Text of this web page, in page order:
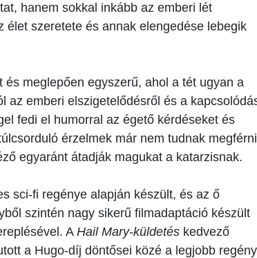
hanem sokkal inkább az emberi lét
szeretete és annak elengedése lebegik
és meglepően egyszerű, ahol a tét ugyan a
az emberi elszigetelődésről és a
fedi el humorral az égető kérdéseket és
érzelmek már nem tudnak megférni
egyaránt átadják magukat a katarzisnak.
sci-fi regénye alapján készült, és az ő
szintén nagy sikerű filmadaptáció készült
AHail Mary-küldetés kedvező
a Hugo-díj döntősei közé a legjobb regény